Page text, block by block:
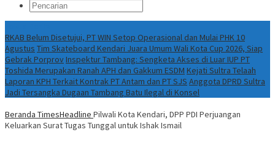
RKAB Belum Disetujui, PT WIN Setop Operasional dan Mulai PHK 10
Agustus Tim Skateboard Kendari Juara Umum Wali Kota Cup 2026, Siap
Gebrak PorprovInspektur Tambang: Sengketa Akses di Luar IUP PT
Toshida Merupakan Ranah APH dan Gakkum ESDM Kejati Sultra Telaah
Laporan KPH Terkait Kontrak PT Antam dan PT SJS Anggota DPRD Sultra
Jadi Tersangka Dugaan Tambang Batu Ilegal di Konsel
Beranda TimesHeadline Pilwali Kota Kendari, DPP PDI Perjuangan
Keluarkan Surat Tugas Tunggal untuk Ishak Ismail